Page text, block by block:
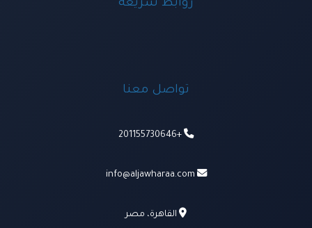
روابط سريعة
تواصل معنا
+201155730646
info@aljawharaa.com
القاهرة، مصر